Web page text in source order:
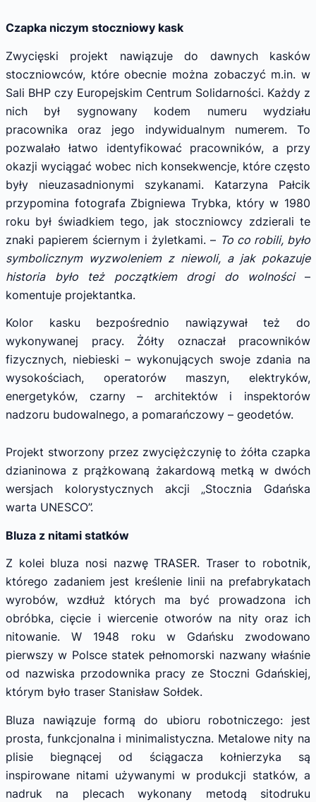
Czapka niczym stoczniowy kask
Zwycięski projekt nawiązuje do dawnych kasków
stoczniowców, które obecnie można zobaczyć m.in. w
Sali BHP czy Europejskim Centrum Solidarności. Każdy z
nich był sygnowany kodem numeru wydziału
pracownika oraz jego indywidualnym numerem. To
pozwalało łatwo identyfikować pracowników, a przy
okazji wyciągać wobec nich konsekwencje, które często
były nieuzasadnionymi szykanami. Katarzyna Pałcik
przypomina fotografa Zbigniewa Trybka, który w 1980
roku był świadkiem tego, jak stoczniowcy zdzierali te
znaki papierem ściernym i żyletkami. – To co robili, było
symbolicznym wyzwoleniem z niewoli, a jak pokazuje
historia było też początkiem drogi do wolności –
komentuje projektantka.
Kolor kasku bezpośrednio nawiązywał też do
wykonywanej pracy. Żółty oznaczał pracowników
fizycznych, niebieski – wykonujących swoje zdania na
wysokościach, operatorów maszyn, elektryków,
energetyków, czarny – architektów i inspektorów
nadzoru budowalnego, a pomarańczowy – geodetów.
Projekt stworzony przez zwyciężczynię to żółta czapka
dzianinowa z prążkowaną żakardową metką w dwóch
wersjach kolorystycznych akcji „Stocznia Gdańska
warta UNESCO”.
Bluza z nitami statków
Z kolei bluza nosi nazwę TRASER. Traser to robotnik,
którego zadaniem jest kreślenie linii na prefabrykatach
wyrobów, wzdłuż których ma być prowadzona ich
obróbka, cięcie i wiercenie otworów na nity oraz ich
nitowanie. W 1948 roku w Gdańsku zwodowano
pierwszy w Polsce statek pełnomorski nazwany właśnie
od nazwiska przodownika pracy ze Stoczni Gdańskiej,
którym było traser Stanisław Sołdek.
Bluza nawiązuje formą do ubioru robotniczego: jest
prosta, funkcjonalna i minimalistyczna. Metalowe nity na
plisie biegnącej od ściągacza kołnierzyka są
inspirowane nitami używanymi w produkcji statków, a
nadruk na plecach wykonany metodą sitodruku